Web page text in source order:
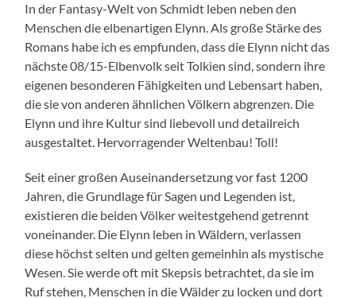
In der Fantasy-Welt von Schmidt leben neben den
Menschen die elbenartigen Elynn. Als große Stärke des
Romans habe ich es empfunden, dass die Elynn nicht das
nächste 08/15-Elbenvolk seit Tolkien sind, sondern ihre
eigenen besonderen Fähigkeiten und Lebensart haben,
die sie von anderen ähnlichen Völkern abgrenzen. Die
Elynn und ihre Kultur sind liebevoll und detailreich
ausgestaltet. Hervorragender Weltenbau! Toll!
Seit einer großen Auseinandersetzung vor fast 1200
Jahren, die Grundlage für Sagen und Legenden ist,
existieren die beiden Völker weitestgehend getrennt
voneinander. Die Elynn leben in Wäldern, verlassen
diese höchst selten und gelten gemeinhin als mystische
Wesen. Sie werde oft mit Skepsis betrachtet, da sie im
Ruf stehen, Menschen in die Wälder zu locken und dort